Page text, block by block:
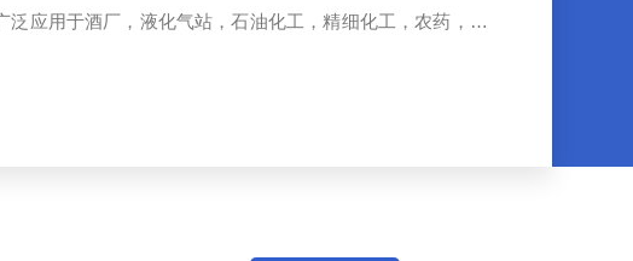
应用于酒厂，液化气站，石油化工，精细化工，农药，环
留气相色谱仪、血液中酒精气相色谱仪、天然气气分析仪、